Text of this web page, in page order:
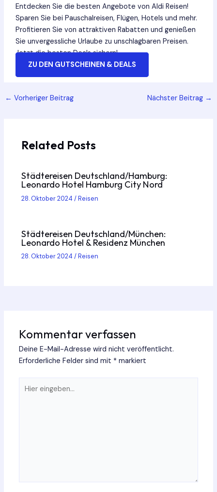
Entdecken Sie die besten Angebote von Aldi Reisen!
Sparen Sie bei Pauschalreisen, Flügen, Hotels und mehr.
Profitieren Sie von attraktiven Rabatten und genießen
Sie unvergessliche Urlaube zu unschlagbaren Preisen.
Jetzt die besten Deals sichern!
ZU DEN GUTSCHEINEN & DEALS
Post
← Vorheriger Beitrag Nächster Beitrag →
Related Posts
Städtereisen Deutschland/Hamburg:
Leonardo Hotel Hamburg City Nord
28. Oktober 2024/Reisen
Städtereisen Deutschland/München:
Leonardo Hotel & Residenz München
28. Oktober 2024/Reisen
Kommentar verfassen
Deine E-Mail-Adresse wird nicht veröffentlicht.
Erforderliche Felder sind mit * markiert
eingeben…